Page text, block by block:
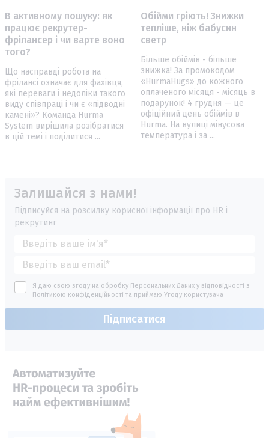
В активному пошуку: як
працює рекрутер-
фрілансер і чи варте воно
того?
Що насправді робота на
фрілансі означає для фахівця,
які переваги і недоліки такого
виду співпраці і чи є «підводні
камені»? Команда Hurma
System вирішила розібратися
в цій темі і поділитися ...
Обійми гріють! Знижки
тепліше, ніж бабусин
светр
Більше обіймів - більше
знижка! За промокодом
«HurmaHugs» до кожного
оплаченого місяця - місяць в
подарунок! 4 грудня — це
офіційний день обіймів в
Hurma. На вулиці мінусова
температура і за ...
Залишайся з нами!
Підписуйся на розсилку корисної інформації про HR і
рекрутинг
Я даю свою згоду на обробку Персональних Даних у відповідності з
Політикою конфіденційності та приймаю Угоду користувача